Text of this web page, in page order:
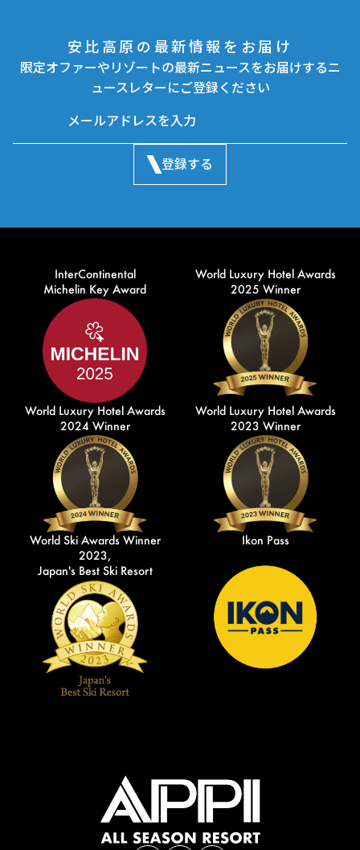
安比高原の最新情報をお届け
限定オファーやリゾートの最新ニュースをお届けするニ
ュースレターにご登録ください
登録する
InterContinental
Michelin Key Award
World Luxury Hotel Awards
2025 Winner
World Luxury Hotel Awards
2024 Winner
World Luxury Hotel Awards
2023 Winner
World Ski Awards Winner
2023,
Japan's Best Ski Resort
Ikon Pass